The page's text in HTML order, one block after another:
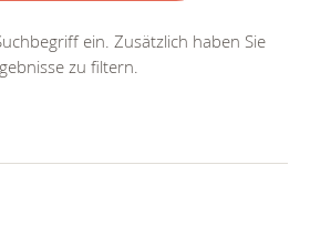
ein. Zusätzlich haben Sie
zu filtern.